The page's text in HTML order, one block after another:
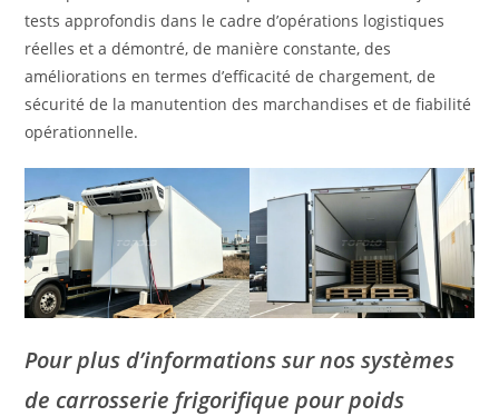
tests approfondis dans le cadre d’opérations logistiques
réelles et a démontré, de manière constante, des
améliorations en termes d’efficacité de chargement, de
sécurité de la manutention des marchandises et de fiabilité
opérationnelle.
Pour plus d’informations sur nos systèmes
de carrosserie frigorifique pour poids